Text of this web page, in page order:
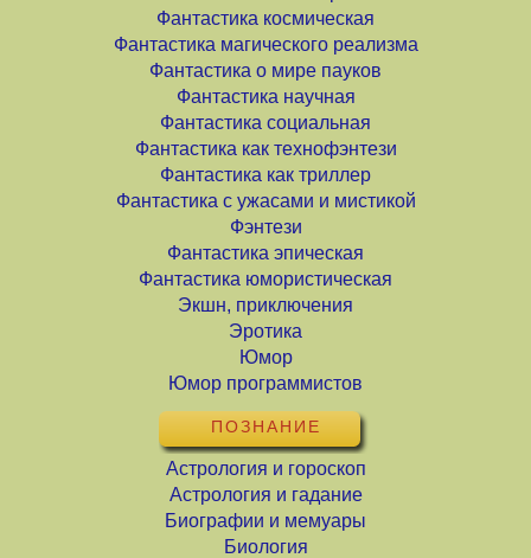
Фантастика космическая
Фантастика магического реализма
Фантастика о мире пауков
Фантастика научная
Фантастика социальная
Фантастика как технофэнтези
Фантастика как триллер
Фантастика с ужасами и мистикой
Фэнтези
Фантастика эпическая
Фантастика юмористическая
Экшн, приключения
Эротика
Юмор
Юмор программистов
ПОЗНАНИЕ
Астрология и гороскоп
Астрология и гадание
Биографии и мемуары
Биология